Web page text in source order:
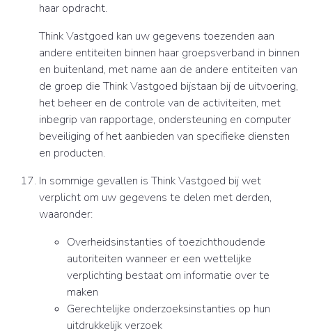
haar opdracht.
Think Vastgoed kan uw gegevens toezenden aan
andere entiteiten binnen haar groepsverband in binnen
en buitenland, met name aan de andere entiteiten van
de groep die Think Vastgoed bijstaan bij de uitvoering,
het beheer en de controle van de activiteiten, met
inbegrip van rapportage, ondersteuning en computer
beveiliging of het aanbieden van specifieke diensten
en producten.
In sommige gevallen is Think Vastgoed bij wet
verplicht om uw gegevens te delen met derden,
waaronder:
Overheidsinstanties of toezichthoudende
autoriteiten wanneer er een wettelijke
verplichting bestaat om informatie over te
maken
Gerechtelijke onderzoeksinstanties op hun
uitdrukkelijk verzoek